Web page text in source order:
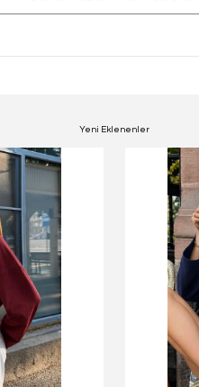
Yeni Eklenenler